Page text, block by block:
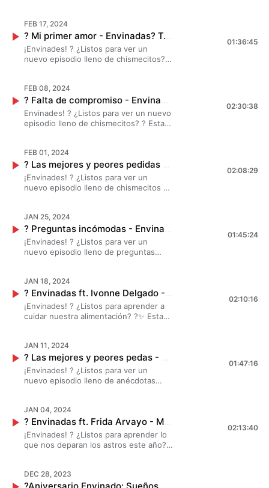
contaron todo sobre "Las Madrastras".
? ?✨ ¡Esto se va a poner bueno! ?
FEB 17, 2024
¡Envinades! ? ¿Listos para ver un
nuevo episodio lleno de chismecitos? ?
contaron todo sobre su "Primer Amor".
? ?✨ ¡Esto se va a poner bueno! ?
01:36:45
FEB 08, 2024
Envinades! ? ¿Listos para ver un nuevo
episodio lleno de chismecitos? ? Esta
faltas de compromiso. ? ?✨ ¡Esto se va
a poner bueno! ?
02:30:38
FEB 01, 2024
¡Envinades! ? ¿Listos para ver un
nuevo episodio lleno de chismecitos de
contaron las mejores y pedidas de
mano. ? ?✨ ¡Esto se va a poner bueno!
?
02:08:29
JAN 25, 2024
¡Envinades! ? ¿Listos para ver un
nuevo episodio lleno de preguntas
respondieron a todas las preguntas
incómodas . ? ?✨ ¡Esto se va a poner
bueno! ?
01:45:24
JAN 18, 2024
¡Envinades! ? ¿Listos para aprender a
cuidar nuestra alimentación? ?✨ Esta
#IvonneDelgado a explicarnos todo lo
que necesitamos saber sobre las
dietas. ✨ ¡Esto se va a poner
interesante! ?
02:10:16
JAN 11, 2024
¡Envinades! ? ¿Listos para ver un
nuevo episodio lleno de anécdotas
contaron sus mejores y peores pedas .
? ?✨ ¡Esto se va a poner bueno! ?
01:47:16
JAN 04, 2024
¡Envinades! ? ¿Listos para aprender lo
que nos deparan los astros este año?
invitaron a #FridaArvayo a explicarnos
todo lo que necesitamos para este
02:13:40
DEC 28, 2023